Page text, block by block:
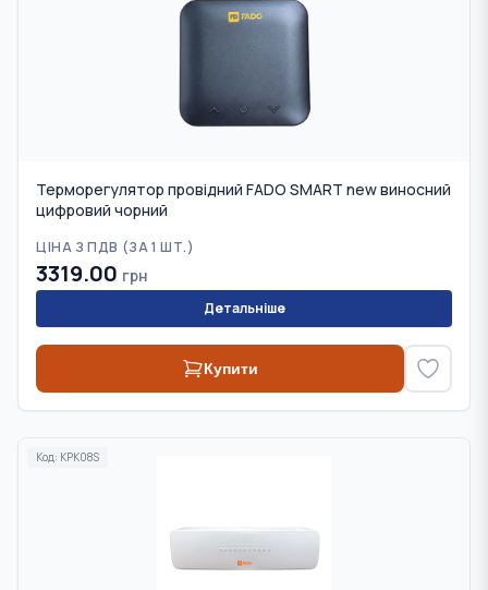
Терморегулятор провідний FADO SMART new виносний
цифровий чорний
ЦІНА З ПДВ (ЗА 1 ШТ.)
3319.00 грн
Детальніше
Купити
Код: KPK08S